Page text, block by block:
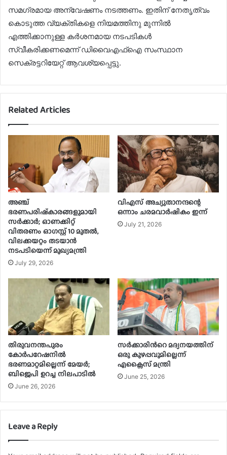
സമഗ്രമായ അന്വേഷണം നടത്തണം. ഇതിന് നേതൃത്വം
കൊടുത്ത വ്യക്തികളെ നിയമത്തിനു മുന്നില്‍
എത്തിക്കാനുള്ള കര്‍ശനമായ നടപടികള്‍
സ്വീകരിക്കണമെന്ന് ഡിവൈഎഫ്‌ഐ സംസ്ഥാന
സെക്രട്ടറിയേറ്റ് ആവശ്യപ്പെട്ടു.
Related Articles
അഞ്ച്
ഭരണപരിഷ്‌കാരങ്ങളുമായി
സർക്കാർ; ഓണക്കിറ്റ്
വിതരണം ഓഗസ്റ്റ് 10 മുതൽ,
വിലക്കയറ്റം തടയാൻ
നടപടിയെന്ന് മുഖ്യമന്ത്രി
July 29, 2026
വിഎസ് അച്യുതാനന്ദന്റെ
ഒന്നാം ചരമവാർഷികം ഇന്ന്
July 21, 2026
തിരുവനന്തപുരം
കോർപറേഷനിൽ
ഭരണമാറ്റമില്ലെന്ന് മേയർ;
ബിജെപി ഉറച്ച നിലപാടിൽ
June 26, 2026
സർക്കാരിന്‍റെ മദ്യനയത്തിന്
ഒരു കുഴപ്പവുമില്ലെന്ന്
എക്സൈസ് മന്ത്രി
June 25, 2026
Leave a Reply